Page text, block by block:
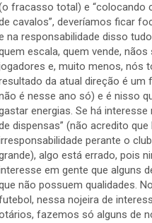
fracasso total) e “colocando
cavalos”, deveríamos ficar
na responsabilidade disso
escala, quem vende, nãos
e, muito menos, nós
da atual direção é um
é nesse ano só) e é nisso
energias. Se há interesse
dispensas” (não acredito que
perante o
algo está errado, pois
em gente que alguns
não possuem qualidades.
nessa nojeira de
fazemos só alguns de